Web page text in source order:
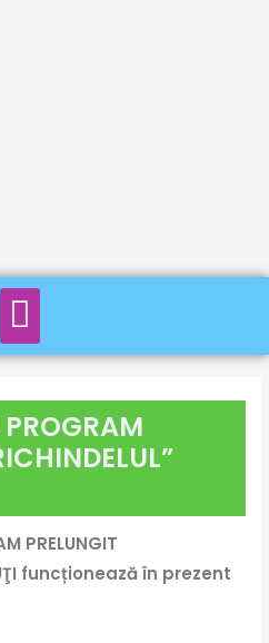
PRELUNGIT
funcționează în prezent